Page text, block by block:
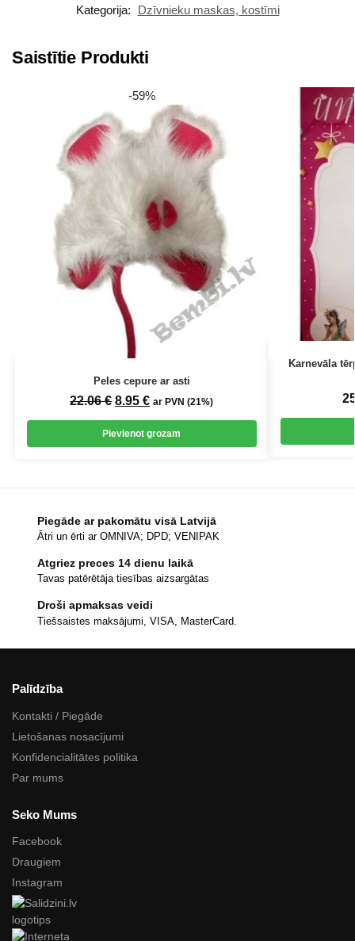
Kategorija:
Dzīvnieku maskas, kostīmi
Saistītie Produkti
-59%
Peles cepure ar asti
22.06€ 8.95€ ar PVN (21%)
Pievienot grozam
Karnevāla
Piegāde ar pakomātu visā Latvijā
Ātri un ērti ar OMNIVA; DPD; VENIPAK
Atgriez preces 14 dienu laikā
Tavas patērētāja tiesības aizsargātas
Droši apmaksas veidi
Tiešsaistes maksājumi, VISA, MasterCard.
Palīdzība
Kontakti / Piegāde
Lietošanas nosacījumi
Konfidencialitātes politika
Par mums
Seko Mums
Facebook
Draugiem
Instagram